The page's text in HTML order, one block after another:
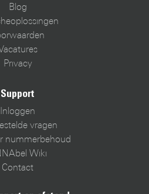
Blog
Privacy
Support
Inloggen
vragen
nummerbehoud
Wiki
Contact